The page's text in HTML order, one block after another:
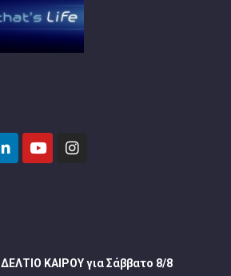
ΔΕΛΤΙΟ ΚΑΙΡΟΥ για Σάββατο 8/8